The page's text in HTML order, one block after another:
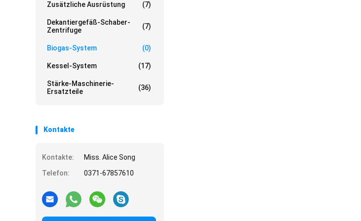
Zusätzliche Ausrüstung (7)
Dekantiergefäß-Schaber-
Zentrifuge
(7)
Biogas-System (0)
Kessel-System (17)
Stärke-Maschinerie-
Ersatzteile
(36)
Kontakte
Kontakte:
Miss. Alice Song
Telefon:
0371-67857610